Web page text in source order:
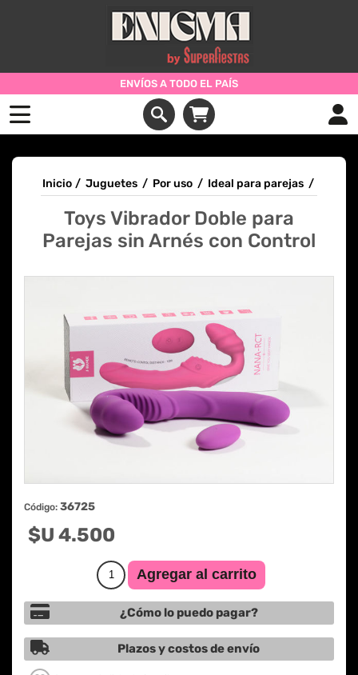
ENVÍOS A TODO EL PAÍS
Inicio / Juguetes / Por uso / Ideal para parejas /
Toys Vibrador Doble para
Parejas sin Arnés con Control
Código: 36725
$U 4.500
¿Cómo lo puedo pagar?
Plazos y costos de envío